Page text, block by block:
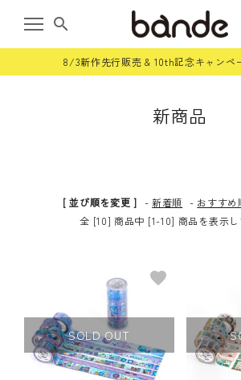
search
8/3新作先行販売 & 10th記念キャンペ
すべての商品
ロールステッカー
bande stick
新商品
[ 並び順を変更 ] -新着順 - おすすめ
全 [10] 商品中 [1-10] 商品を表示
SOLD OUT
favorite